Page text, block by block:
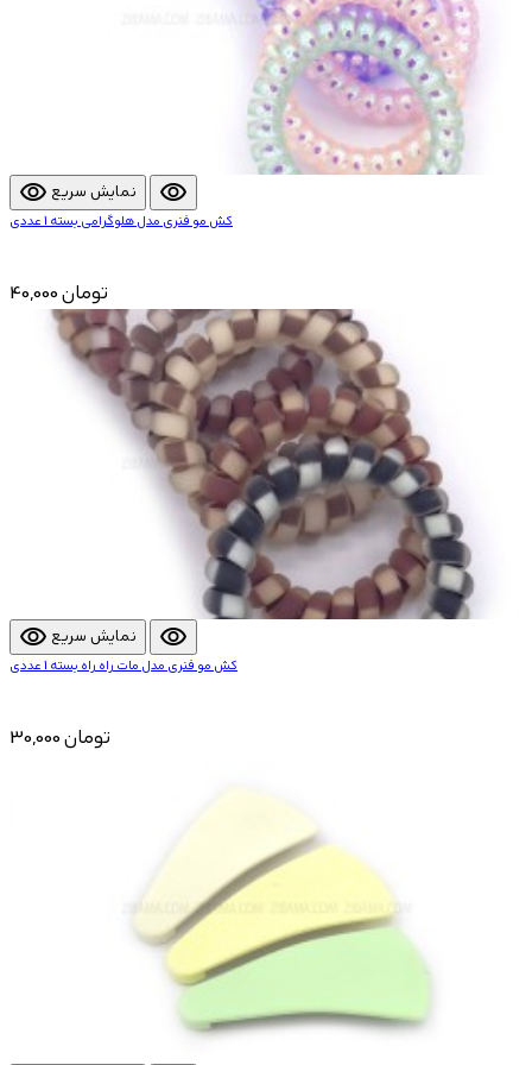
visibility نمایش سریع visibility
کش مو فنری مدل هلوگرامی بسته 1 عددی
40,000 تومان
visibility نمایش سریع visibility
کش مو فنری مدل مات راه راه بسته 1 عددی
30,000 تومان